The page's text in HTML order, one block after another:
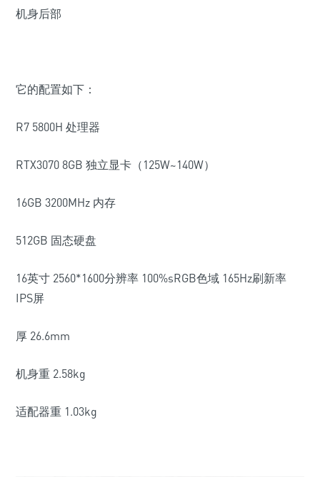
机身后部
它的配置如下：
R7 5800H 处理器
RTX3070 8GB 独立显卡（125W~140W）
16GB 3200MHz 内存
512GB 固态硬盘
16英寸 2560*1600分辨率 100%sRGB色域 165Hz刷新率
IPS屏
厚 26.6mm
机身重 2.58kg
适配器重 1.03kg